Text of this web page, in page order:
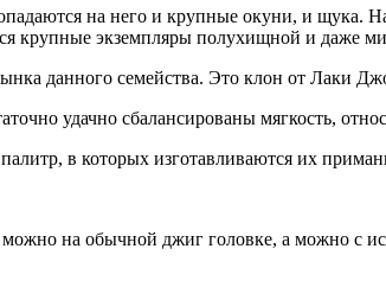
на него и крупные окуни, и
крупные экземпляры полухищной и даже
данного семейства. Это клон от Лаки
удачно сбалансированы мягкость,
в которых изготавливаются их
на обычной джиг головке, а можно с